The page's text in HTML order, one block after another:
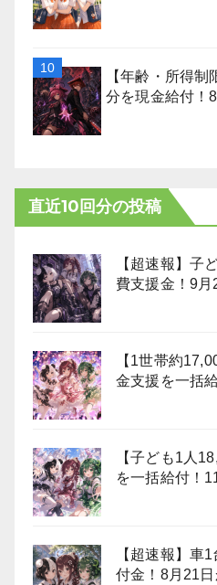
【年齢・所得
分を現金給付！
直近10回分の投稿
【超速報】子
費支援金！9
【1世帯約
金支援を一括
【子ども1人
を一括給付！
【超速報】車
付金！8月21